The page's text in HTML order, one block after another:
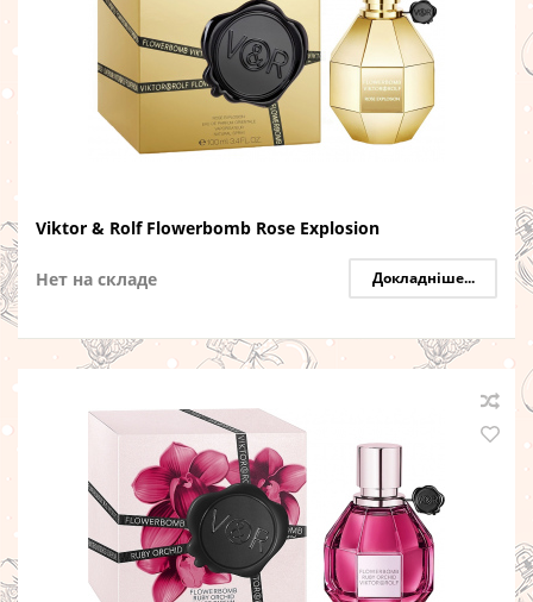
Viktor & Rolf Flowerbomb Rose Explosion
Нет на складе Докладніше...